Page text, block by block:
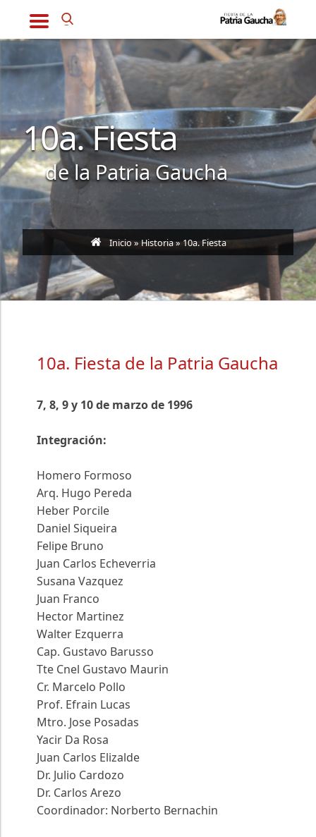
10a. Fiesta
de la Patria Gaucha
Inicio »Historia» 10a. Fiesta
10a. Fiesta de la Patria Gaucha
7, 8, 9 y 10 de marzo de 1996
Integración:
Homero Formoso
Arq. Hugo Pereda
Heber Porcile
Daniel Siqueira
Felipe Bruno
Juan Carlos Echeverria
Susana Vazquez
Juan Franco
Hector Martinez
Walter Ezquerra
Cap. Gustavo Barusso
Tte Cnel Gustavo Maurin
Cr. Marcelo Pollo
Prof. Efrain Lucas
Mtro. Jose Posadas
Yacir Da Rosa
Juan Carlos Elizalde
Dr. Julio Cardozo
Dr. Carlos Arezo
Coordinador: Norberto Bernachin